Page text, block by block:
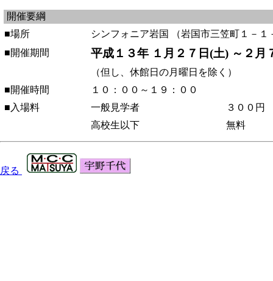
開催要綱
■場所
シンフォニア岩国 （岩国市三笠町１－１
■開催期間
平成１３年 １月２７日(土) ～２月
（但し、休館日の月曜日を除く）
■開催時間
１０：００～１９：００
■入場料
一般見学者
３００円
高校生以下
無料
戻る